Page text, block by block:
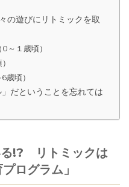
の遊びにリトミックを取
～１歳頃）
歳頃）
だということを忘れては
る!? リトミックは
ログラム」